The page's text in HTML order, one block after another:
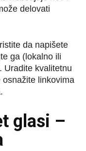
delovati
da napišete
ga (lokalno ili
Uradite kvalitetnu
linkovima
glasi –